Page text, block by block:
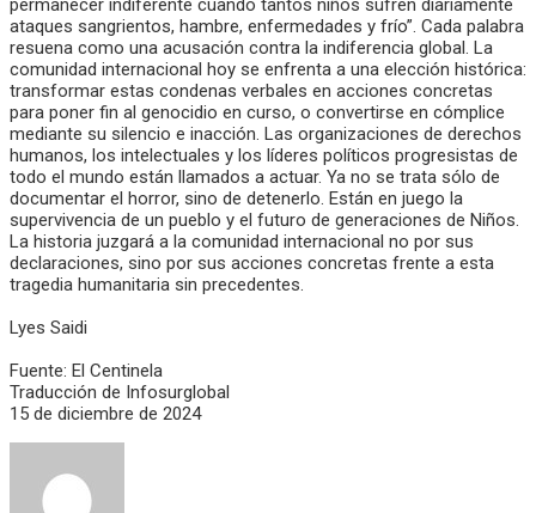
permanecer indiferente cuando tantos niños sufren diariamente
ataques sangrientos, hambre, enfermedades y frío”. Cada palabra
resuena como una acusación contra la indiferencia global. La
comunidad internacional hoy se enfrenta a una elección histórica:
transformar estas condenas verbales en acciones concretas
para poner fin al genocidio en curso, o convertirse en cómplice
mediante su silencio e inacción. Las organizaciones de derechos
humanos, los intelectuales y los líderes políticos progresistas de
todo el mundo están llamados a actuar. Ya no se trata sólo de
documentar el horror, sino de detenerlo. Están en juego la
supervivencia de un pueblo y el futuro de generaciones de Niños.
La historia juzgará a la comunidad internacional no por sus
declaraciones, sino por sus acciones concretas frente a esta
tragedia humanitaria sin precedentes.
Lyes Saidi
Fuente: El Centinela
Traducción de Infosurglobal
15 de diciembre de 2024